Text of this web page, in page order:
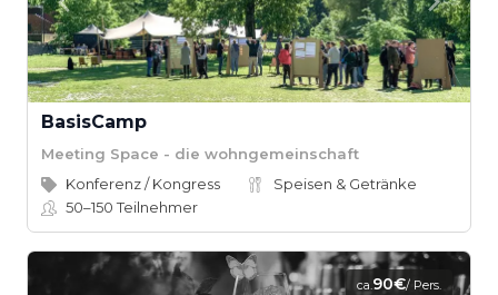
BasisCamp
Meeting Space - die wohngemeinschaft
Konferenz / Kongress
Speisen & Getränke
50–150Teilnehmer
ca.90€/ Pers.